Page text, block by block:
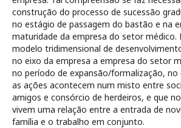
construção do processo de sucessão
no estágio de passagem do bastão e na
maturidade da empresa do setor médico.
modelo tridimensional de
no eixo da empresa a empresa do setor
no período de expansão/formalização, no
as ações acontecem num misto entre
amigos e consórcio de herdeiros, e que
vivem uma relação entre a entrada de
família e o trabalho em conjunto.